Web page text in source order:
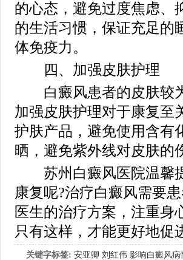
的心态，避免过度焦虑、
的生活习惯，保证充足的
体免疫力。
四、加强皮肤护理
白癜风患者的皮肤较为
加强皮肤护理对于康复至
护肤产品，避免使用含有
晒，避免紫外线对皮肤的
苏州白癜风医院温馨提
康复呢?治疗白癜风需要
医生的治疗方案，注重身
只有这样，才能更好地促
关键字标签: 安亚卿 刘红伟 影响白癜风病